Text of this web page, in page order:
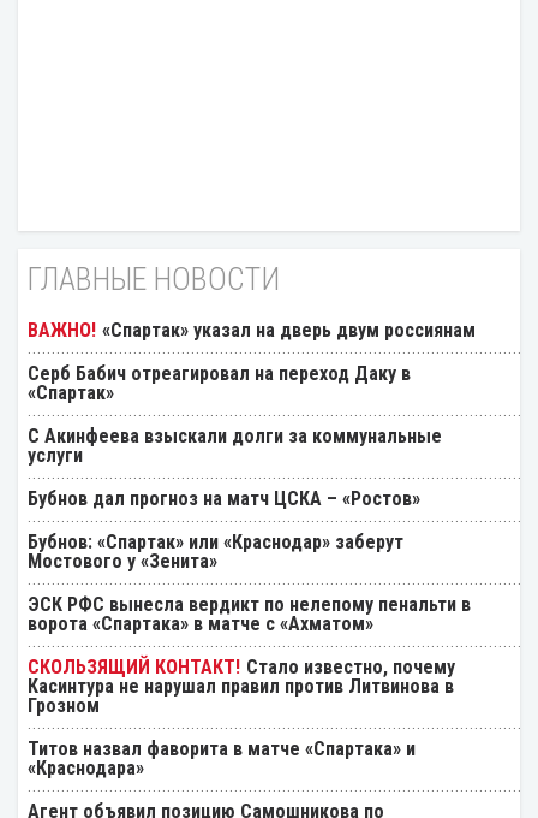
ГЛАВНЫЕ НОВОСТИ
«Спартак» указал на дверь двум россиянам
Серб Бабич отреагировал на переход Даку в
«Спартак»
С Акинфеева взыскали долги за коммунальные
услуги
Бубнов дал прогноз на матч ЦСКА – «Ростов»
Бубнов: «Спартак» или «Краснодар» заберут
Мостового у «Зенита»
ЭСК РФС вынесла вердикт по нелепому пенальти в
ворота «Спартака» в матче с «Ахматом»
Стало известно, почему
Касинтура не нарушал правил против Литвинова в
Грозном
Титов назвал фаворита в матче «Спартака» и
«Краснодара»
Агент объявил позицию Самошникова по